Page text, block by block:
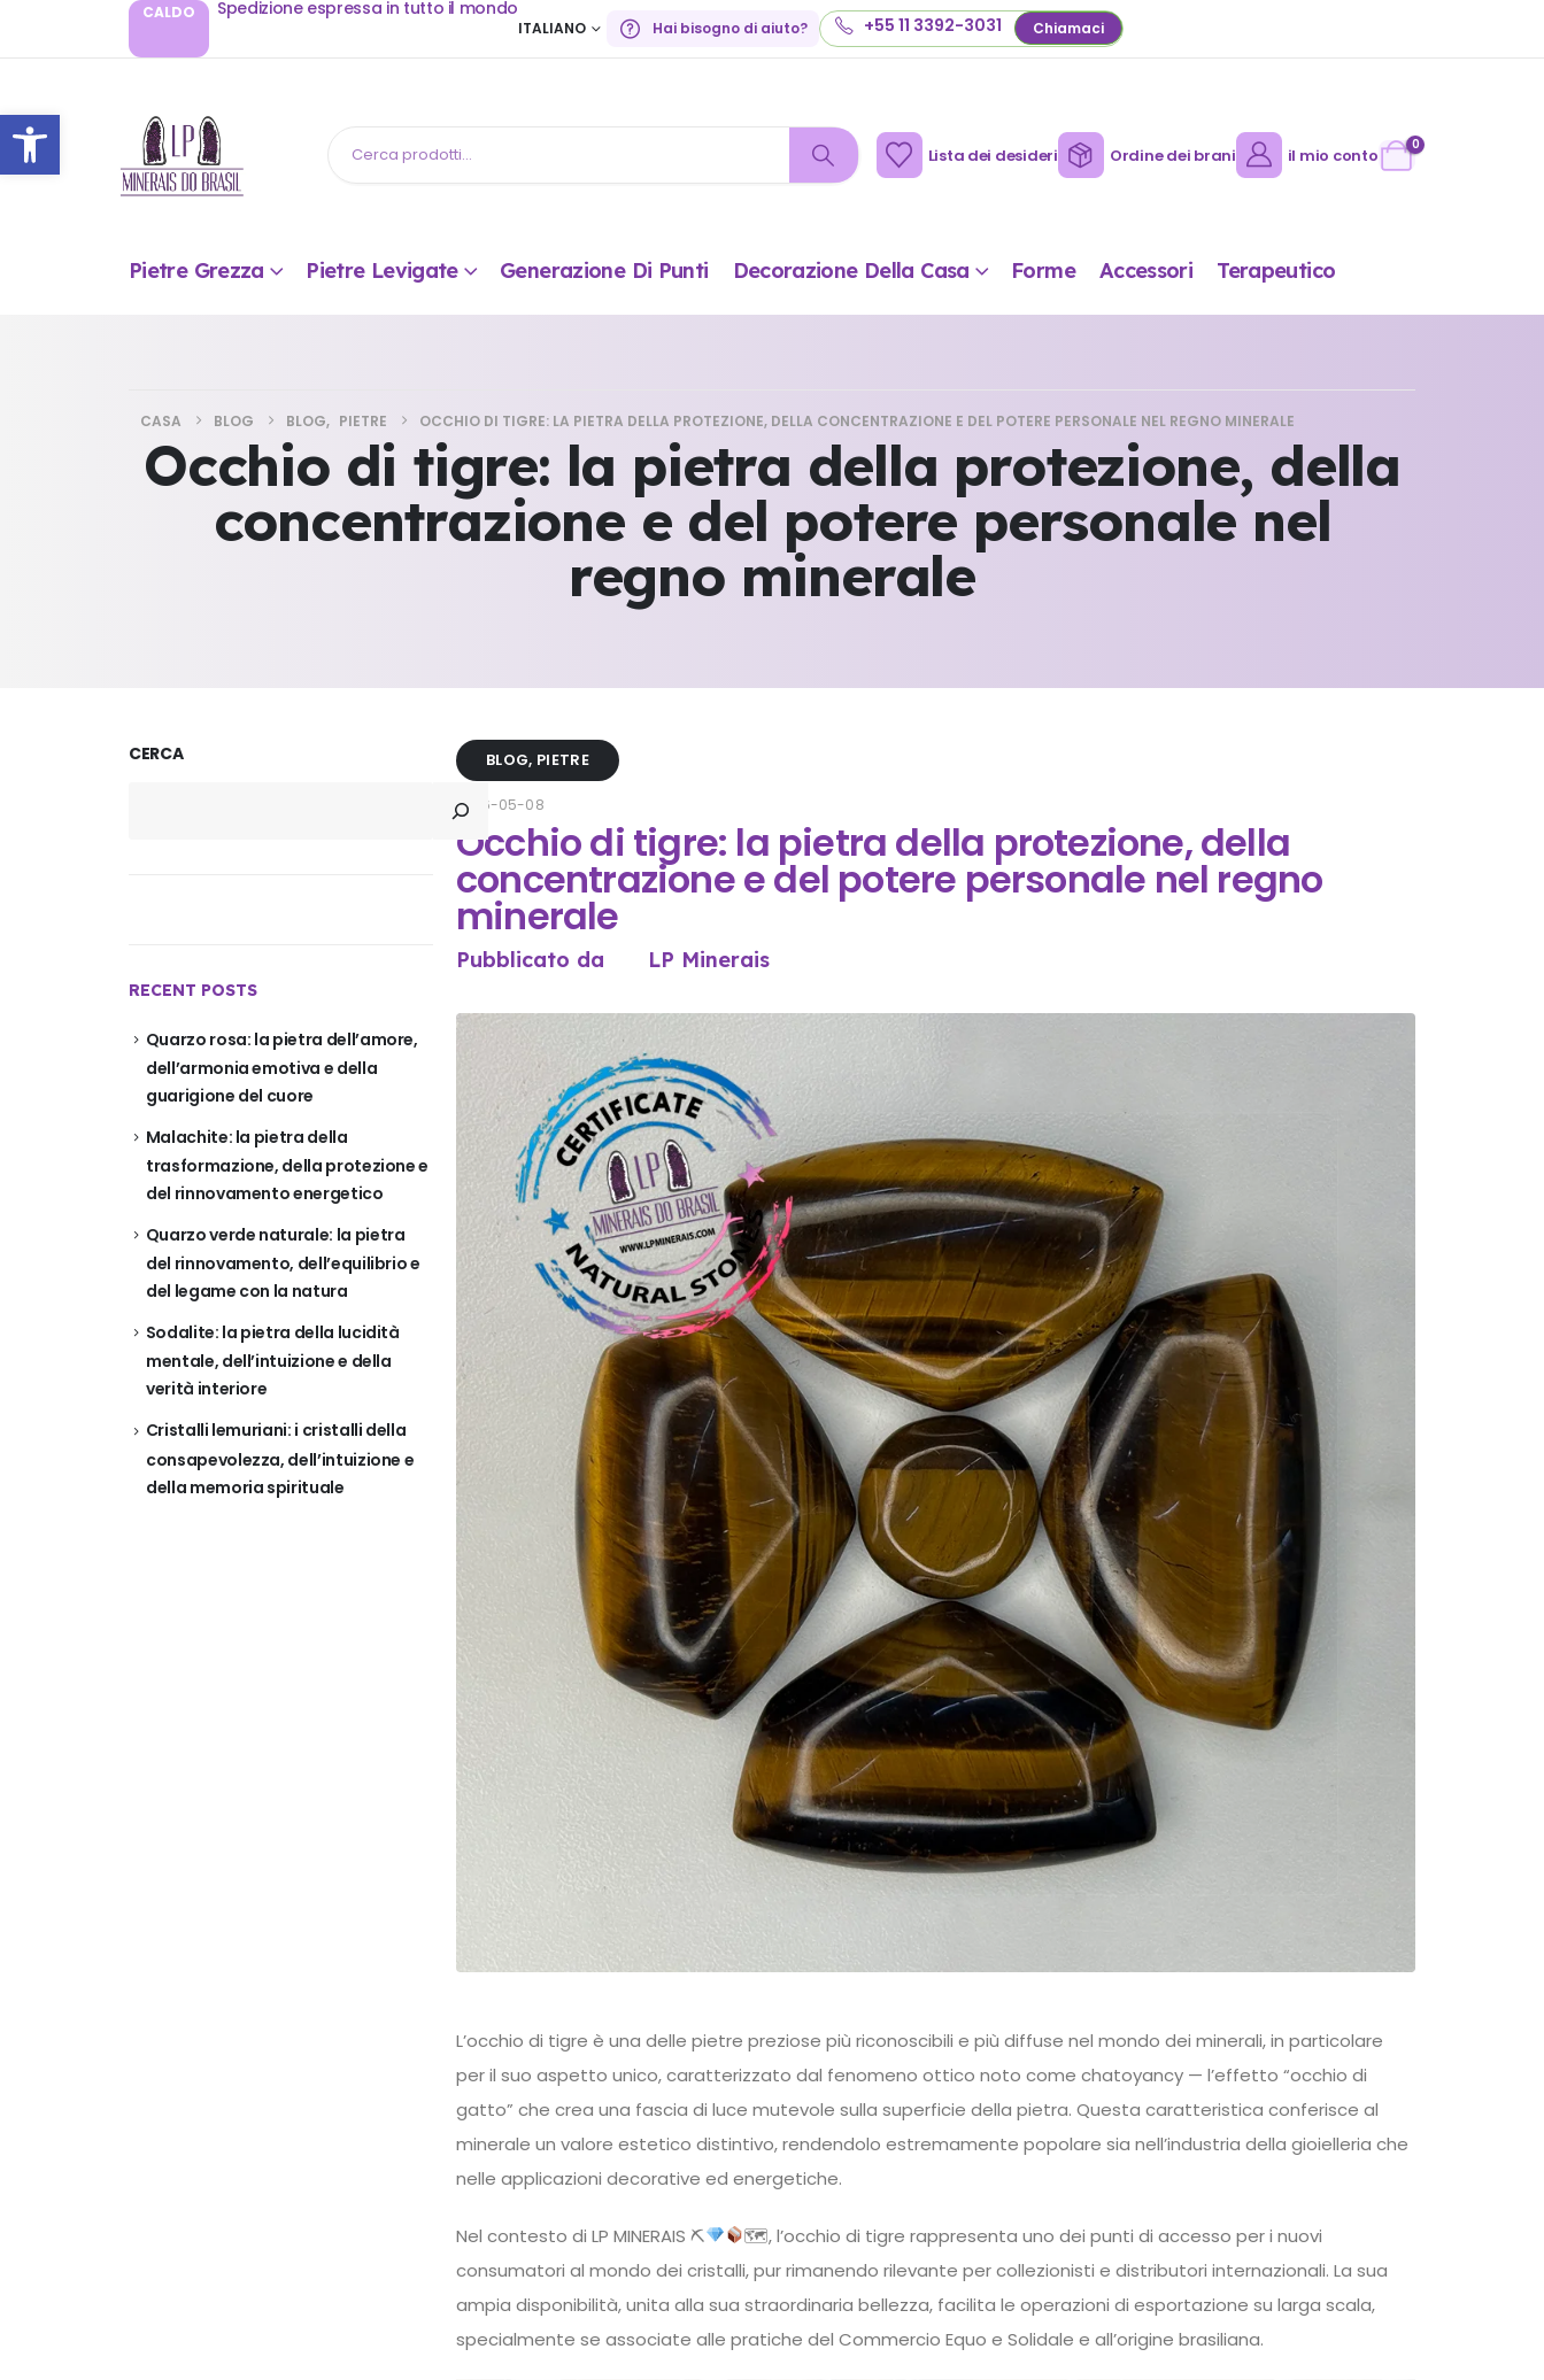
Apri la barra degli strumenti
CALDO Spedizione espressa in tutto il mondo
ITALIANO Hai bisogno di aiuto? +55 11 3392-3031 Chiamaci
Lista dei desideri Ordine dei brani il mio conto
0
Pietre Grezza Pietre Levigate Generazione Di Punti Decorazione Della Casa Forme Accessori Terapeutico
CASA BLOG BLOG, PIETRE OCCHIO DI TIGRE: LA PIETRA DELLA PROTEZIONE, DELLA CONCENTRAZIONE E DEL POTERE PERSONALE NEL REGNO MINERALE
Occhio di tigre: la pietra della protezione, della
concentrazione e del potere personale nel
regno minerale
BLOG, PIETRE
2026-05-08
Occhio di tigre: la pietra della protezione, della
concentrazione e del potere personale nel regno
minerale
Pubblicato da LP Minerais
L’occhio di tigre è una delle pietre preziose più riconoscibili e più diffuse nel mondo dei minerali, in particolare
per il suo aspetto unico, caratterizzato dal fenomeno ottico noto come chatoyancy — l’effetto “occhio di
gatto” che crea una fascia di luce mutevole sulla superficie della pietra. Questa caratteristica conferisce al
minerale un valore estetico distintivo, rendendolo estremamente popolare sia nell’industria della gioielleria che
nelle applicazioni decorative ed energetiche.
Nel contesto di LP MINERAIS ⛏
🗺, l’occhio di tigre rappresenta uno dei punti di accesso per i nuovi
consumatori al mondo dei cristalli, pur rimanendo rilevante per collezionisti e distributori internazionali. La sua
ampia disponibilità, unita alla sua straordinaria bellezza, facilita le operazioni di esportazione su larga scala,
specialmente se associate alle pratiche del Commercio Equo e Solidale e all’origine brasiliana.
CERCA
RECENT POSTS
Quarzo rosa: la pietra dell’amore,
dell’armonia emotiva e della
guarigione del cuore
Malachite: la pietra della
trasformazione, della protezione e
del rinnovamento energetico
Quarzo verde naturale: la pietra
del rinnovamento, dell’equilibrio e
del legame con la natura
Sodalite: la pietra della lucidità
mentale, dell’intuizione e della
verità interiore
Cristalli lemuriani: i cristalli della
consapevolezza, dell’intuizione e
della memoria spirituale